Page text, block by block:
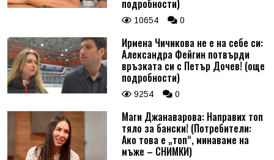
подробности)
10654 0
Ирмена Чичикова не е на себе си:
Александра Фейгин потвърди
връзката си с Петър Дочев! (още
подробности)
9254 0
Маги Джанаварова: Направих топ
тяло за бански! (Потребители:
Ако това е „топ“, минаваме на
мъже – СНИМКИ)